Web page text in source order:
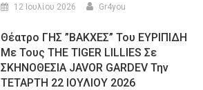
12 Ιουλίου 2026 Gr4you
Θέατρο ΓΗΣ ”ΒΑΚΧΕΣ” Του ΕΥΡΙΠΙΔΗ
Με Τους THE TIGER LILLIES Σε
ΣΚΗΝΟΘΕΣΙΑ JAVOR GARDEV Την
ΤΕΤΑΡΤΗ 22 ΙΟΥΛΙΟΥ 2026